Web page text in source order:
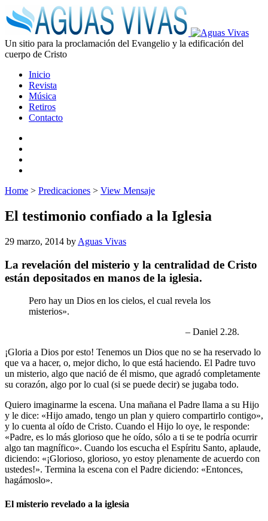
Un sitio para la proclamación del Evangelio y la edificación del
cuerpo de Cristo
Inicio
Revista
Música
Retiros
Contacto
Home > Predicaciones > View Mensaje
El testimonio confiado a la Iglesia
29 marzo, 2014 by Aguas Vivas
La revelación del misterio y la centralidad de Cristo
están depositados en manos de la iglesia.
Pero hay un Dios en los cielos, el cual revela los
misterios».
– Daniel 2.28.
¡Gloria a Dios por esto! Tenemos un Dios que no se ha reservado lo
que va a hacer, o, mejor dicho, lo que está haciendo. El Padre tuvo
un misterio, algo que nació de él mismo, que agradó completamente
su corazón, algo por lo cual (si se puede decir) se jugaba todo.
Quiero imaginarme la escena. Una mañana el Padre llama a su Hijo
y le dice: «Hijo amado, tengo un plan y quiero compartirlo contigo»,
y lo cuenta al oído de Cristo. Cuando el Hijo lo oye, le responde:
«Padre, es lo más glorioso que he oído, sólo a ti se te podría ocurrir
algo tan magnífico». Cuando los escucha el Espíritu Santo, aplaude,
diciendo: «¡Glorioso, glorioso, yo estoy plenamente de acuerdo con
ustedes!». Termina la escena con el Padre diciendo: «Entonces,
hagámoslo».
El misterio revelado a la iglesia